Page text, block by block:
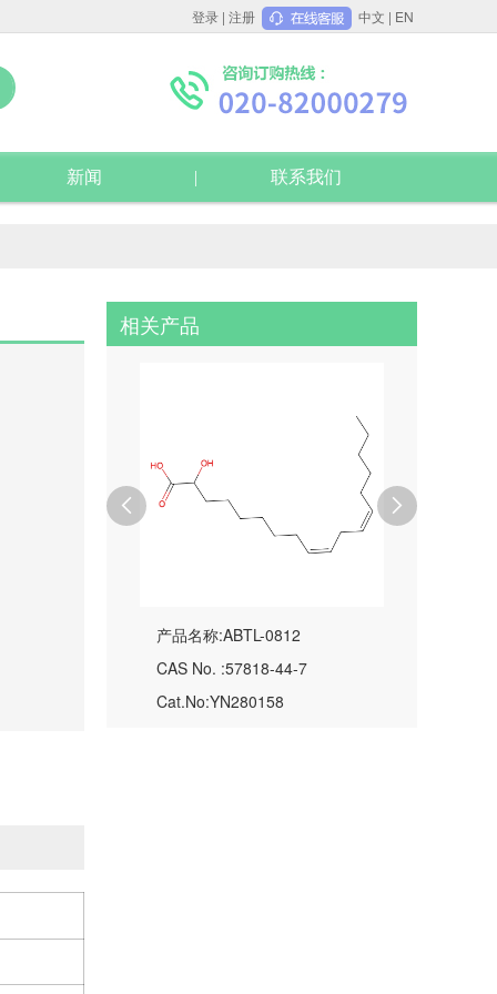
登录 | 注册 中文 | EN
新闻 联系我们
相关产品
产品名称:ABTL-0812
CAS No. :57818-44-7
Cat.No:YN280158
 